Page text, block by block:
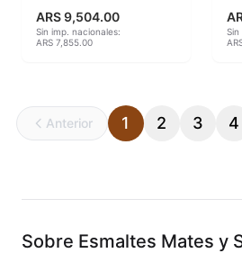
Herramientas
Ladrillos aislantes para
ARS 9,504.00
Sin imp. nacionales:
ARS 7,855.00
Sin
Anterior 1 2 3 4
Sobre Esmaltes Mates y